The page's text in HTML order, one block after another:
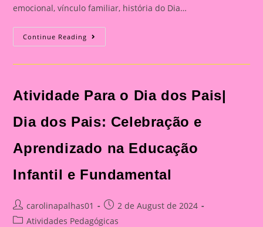
emocional, vínculo familiar, história do Dia…
Continue Reading Catão
Para
Dia
Dos
Pais:
E
Aprendizado
Educação
Infantil
Fundamental
Atividade Para o Dia dos Pais|
Dia dos Pais: Celebração e
Aprendizado na Educação
Infantil e Fundamental
Post
author:
carolinapalhas01
Post
published:
2 de August de 2024
PostAtividades Pedagógicas